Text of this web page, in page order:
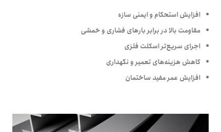
افزایش استحکام و ایمنی سازه
مقاومت بالا در برابر بارهای فشاری و خمشی
اجرای سریع‌تر اسکلت فلزی
کاهش هزینه‌های تعمیر و نگهداری
افزایش عمر مفید ساختمان